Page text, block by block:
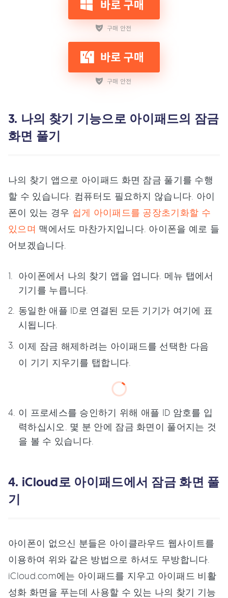
3. 나의 찾기 기능으로 아이패드의 잠금
화면 풀기
나의 찾기 앱으로 아이패드 화면 잠금 풀기를 수행
할 수 있습니다. 컴퓨터도 필요하지 않습니다. 아이
폰이 있는 경우 쉽게 아이패드를 공장초기화할 수
있으며 맥에서도 마찬가지입니다. 아이폰을 예로 들
어보겠습니다.
아이폰에서 나의 찾기 앱을 엽니다. 메뉴 탭에서
기기를 누릅니다.
동일한 애플 ID로 연결된 모든 기기가 여기에 표
시됩니다.
이제 잠금 해제하려는 아이패드를 선택한 다음
이 기기 지우기를 탭합니다.
이 프로세스를 승인하기 위해 애플 ID 암호를 입
력하십시오. 몇 분 안에 잠금 화면이 풀어지는 것
을 볼 수 있습니다.
4. iCloud로 아이패드에서 잠금 화면 풀
기
아이폰이 없으신 분들은 아이클라우드 웹사이트를
이용하여 위와 같은 방법으로 하셔도 무방합니다.
iCloud.com에는 아이패드를 지우고 아이패드 비활
성화 화면을 푸는데 사용할 수 있는 나의 찾기 기능